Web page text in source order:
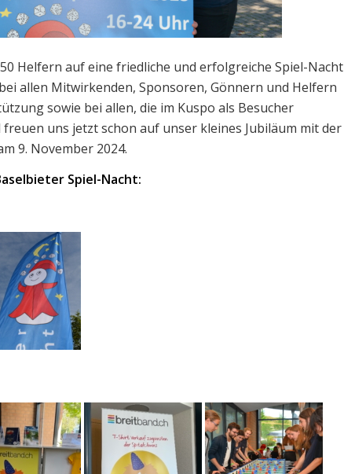
Helfern auf eine friedliche und erfolgreiche Spiel-Nacht
allen Mitwirkenden, Sponsoren, Gönnern und Helfern
sowie bei allen, die im Kuspo als Besucher
uns jetzt schon auf unser kleines Jubiläum mit der
9. November 2024.
Spiel-Nacht: